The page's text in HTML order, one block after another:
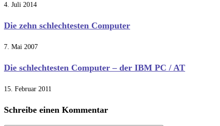
4. Juli 2014
Die zehn schlechtesten Computer
7. Mai 2007
Die schlechtesten Computer – der IBM PC / AT
15. Februar 2011
Schreibe einen Kommentar